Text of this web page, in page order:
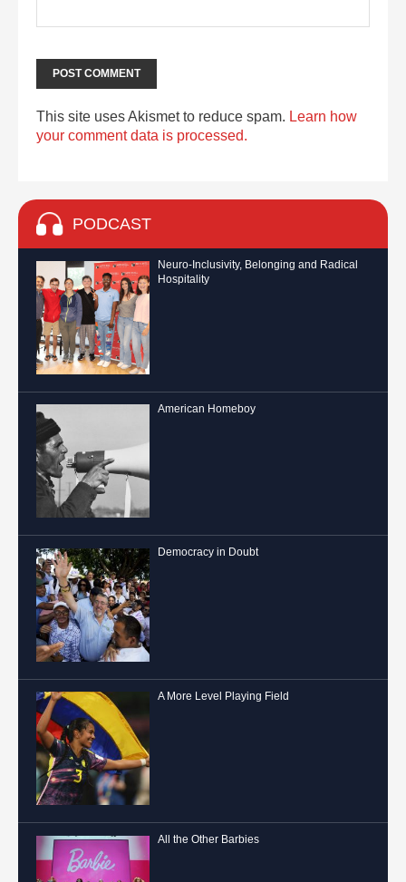
This site uses Akismet to reduce spam. Learn how
your comment data is processed.
PODCAST
Neuro-Inclusivity, Belonging and Radical
Hospitality
American Homeboy
Democracy in Doubt
A More Level Playing Field
All the Other Barbies